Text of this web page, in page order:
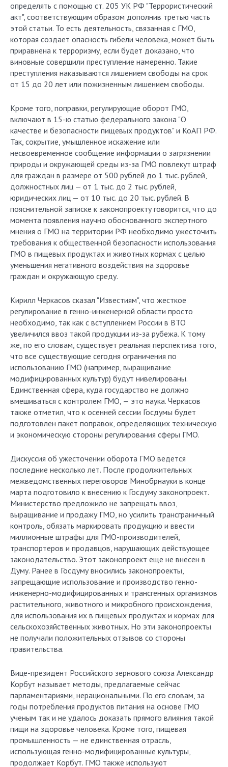
определять с помощью ст. 205 УК РФ "Террористический
акт", соответствующим образом дополнив третью часть
этой статьи. То есть деятельность, связанная с ГМО,
которая создает опасность гибели человека, может быть
приравнена к терроризму, если будет доказано, что
виновные совершили преступление намеренно. Такие
преступления наказываются лишением свободы на срок
от 15 до 20 лет или пожизненным лишением свободы.
Кроме того, поправки, регулирующие оборот ГМО,
включают в 15-ю статью федерального закона "О
качестве и безопасности пищевых продуктов" и КоАП РФ.
Так, сокрытие, умышленное искажение или
несвоевременное сообщение информации о загрязнении
природы и окружающей среды из-за ГМО повлекут штраф
для граждан в размере от 500 рублей до 1 тыс. рублей,
должностных лиц — от 1 тыс. до 2 тыс. рублей,
юридических лиц — от 10 тыс. до 20 тыс. рублей. В
пояснительной записке к законопроекту говорится, что до
момента появления научно обоснованного экспертного
мнения о ГМО на территории РФ необходимо ужесточить
требования к общественной безопасности использования
ГМО в пищевых продуктах и животных кормах с целью
уменьшения негативного воздействия на здоровье
граждан и окружающую среду.
Кирилл Черкасов сказал "Известиям", что жесткое
регулирование в генно-инженерной области просто
необходимо, так как с вступлением России в ВТО
увеличился ввоз такой продукции из-за рубежа. К тому
же, по его словам, существует реальная перспектива того,
что все существующие сегодня ограничения по
использованию ГМО (например, выращивание
модифицированных культур) будут нивелированы.
Единственная сфера, куда государство не должно
вмешиваться с контролем ГМО, — это наука. Черкасов
также отметил, что к осенней сессии Госдумы будет
подготовлен пакет поправок, определяющих техническую
и экономическую стороны регулирования сферы ГМО.
Дискуссия об ужесточении оборота ГМО ведется
последние несколько лет. После продолжительных
межведомственных переговоров Минобрнауки в конце
марта подготовило к внесению к Госдуму законопроект.
Министерство предложило не запрещать ввоз,
выращивание и продажу ГМО, но усилить трансграничный
контроль, обязать маркировать продукцию и ввести
миллионные штрафы для ГМО-производителей,
транспортеров и продавцов, нарушающих действующее
законодательство. Этот законопроект еще не внесен в
Думу. Ранее в Госдуму вносились законопроекты,
запрещающие использование и производство генно-
инженерно-модифицированных и трансгенных организмов
растительного, животного и микробного происхождения,
для использования их в пищевых продуктах и кормах для
сельскохозяйственных животных. Но эти законопроекты
не получали положительных отзывов со стороны
правительства.
Вице-президент Российского зернового союза Александр
Корбут называет методы, предлагаемые сейчас
парламентариями, нерациональными. По его словам, за
годы потребления продуктов питания на основе ГМО
ученым так и не удалось доказать прямого влияния такой
пищи на здоровье человека. Кроме того, пищевая
промышленность — не единственная отрасль,
использующая генно-модифицированные культуры,
продолжает Корбут. ГМО также используют